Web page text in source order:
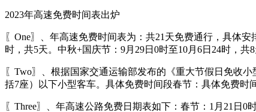
2023年高速免费时间表出炉
〖One〗、年高速免费时间表为：共21天免费通行，具体
时，共5天。中秋+国庆节：9月29日0时至10月6日24时，共8
〖Two〗、根据国家交通运输部发布的《重大节假日免收
括7座）以下小型客车。具体免费时间段春节：具体免费时
〖Three〗、年高速公路免费日期表如下：春节：1月21日